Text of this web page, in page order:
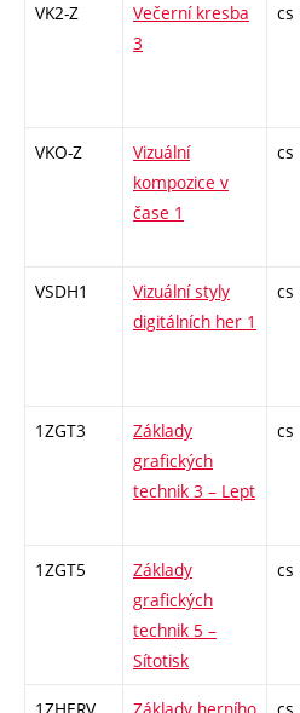
VK2-Z
Večerní kresba
3
cs
VKO-Z
Vizuální
kompozice v
čase 1
cs
VSDH1
Vizuální styly
digitálních her 1
cs
1ZGT3
Základy
grafických
technik 3 – Lept
cs
1ZGT5
Základy
grafických
technik 5 –
Sítotisk
cs